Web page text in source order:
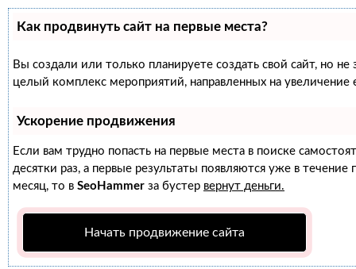
Как продвинуть сайт на первые места?
Вы создали или только планируете создать свой сайт, но
целый комплекс мероприятий, направленных на
Ускорение продвижения
Если вам трудно попасть на первые места в поиске
десятки раз, а первые результаты появляются уже в
месяц, то в SeoHammer за бустер вернут деньги.
Начать продвижение сайта